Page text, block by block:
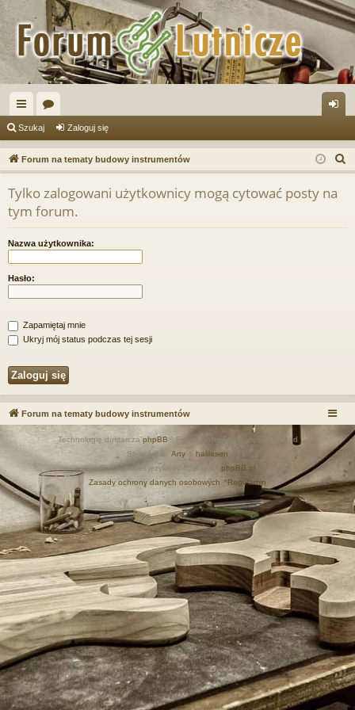
ię
ce
j
…
or
a og
uj
si
Szukaj Zaloguj się
Forum na tematy budowy instrumentów
z
Tylko zalogowani użytkownicy mogą cytować posty na
tym forum.
Nazwa użytkownika:
Hasło:
Zapamiętaj mnie
Ukryj mój status podczas tej sesji
Forum na tematy budowy instrumentów
Technologię dostarczaphpBB® Forum Software © phpBB Limited
Style autor: Arty & halilesen
Polski pakiet językowy dostarcza phpBB.pl
Zasady ochrony danych osobowych |Regulamin